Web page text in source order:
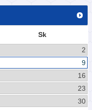
Sk
2
9
16
23
30